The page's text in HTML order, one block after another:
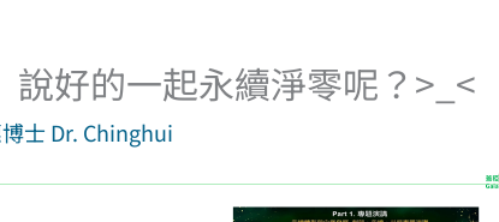
說好的一起永續淨零呢？>_<
士 Dr. Chinghui